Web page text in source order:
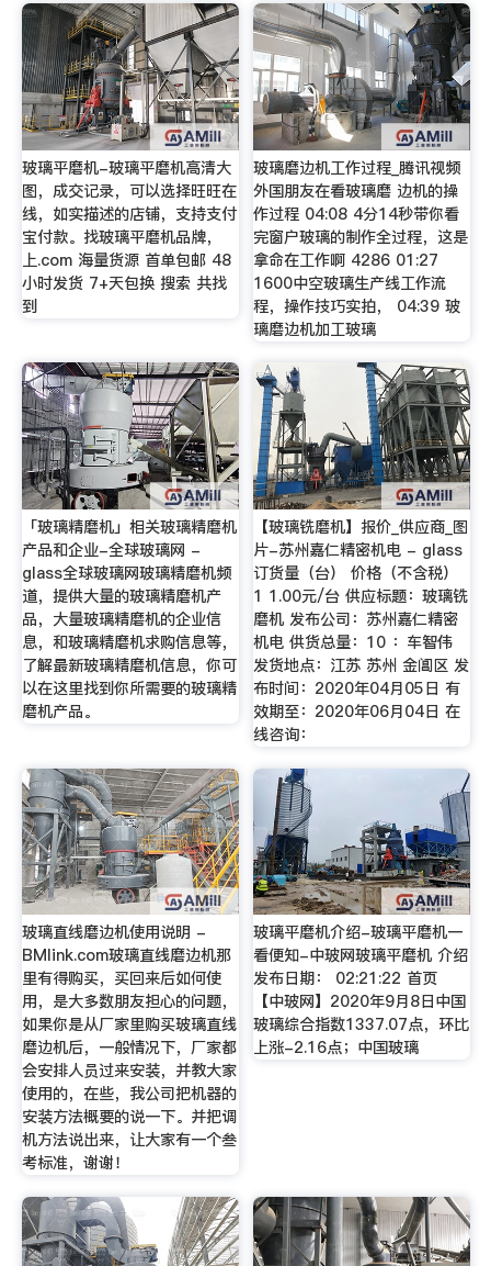
玻璃平磨机-玻璃平磨机高清大
图，成交记录，可以选择旺旺在
线，如实描述的店铺，支持支付
宝付款。找玻璃平磨机品牌，
上.com 海量货源 首单包邮 48
小时发货 7+天包换 搜索 共找
到
玻璃磨边机工作过程_腾讯视频
外国朋友在看玻璃磨 边机的操
作过程 04:08 4分14秒带你看
完窗户玻璃的制作全过程，这是
拿命在工作啊 4286 01:27
1600中空玻璃生产线工作流
程，操作技巧实拍， 04:39 玻
璃磨边机加工玻璃
「玻璃精磨机」相关玻璃精磨机
产品和企业-全球玻璃网 -
glass全球玻璃网玻璃精磨机频
道，提供大量的玻璃精磨机产
品，大量玻璃精磨机的企业信
息，和玻璃精磨机求购信息等，
了解最新玻璃精磨机信息，你可
以在这里找到你所需要的玻璃精
磨机产品。
【玻璃铣磨机】报价_供应商_图
片-苏州嘉仁精密机电 - glass
订货量（台） 价格（不含税）
1 1.00元/台 供应标题：玻璃铣
磨机 发布公司：苏州嘉仁精密
机电 供货总量：10 ：车智伟
发货地点：江苏 苏州 金阊区 发
布时间：2020年04月05日 有
效期至：2020年06月04日 在
线咨询：
玻璃直线磨边机使用说明 -
BMlink.com玻璃直线磨边机那
里有得购买，买回来后如何使
用，是大多数朋友担心的问题，
如果你是从厂家里购买玻璃直线
磨边机后，一般情况下，厂家都
会安排人员过来安装，并教大家
使用的，在些，我公司把机器的
安装方法概要的说一下。并把调
机方法说出来，让大家有一个叁
考标准，谢谢！
玻璃平磨机介绍-玻璃平磨机一
看便知-中玻网玻璃平磨机 介绍
发布日期： 02:21:22 首页
【中玻网】2020年9月8日中国
玻璃综合指数1337.07点，环比
上涨-2.16点；中国玻璃